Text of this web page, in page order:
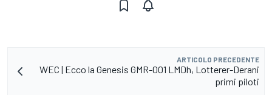
ARTICOLO PRECEDENTE
WEC | Ecco la Genesis GMR-001 LMDh, Lotterer-Derani
primi piloti